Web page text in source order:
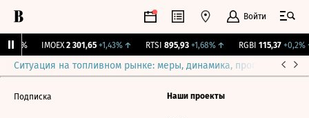
Войти
0% IMOEX 2 301,65 +1,43%↑ RTSI 895,93 +1,68%↑ RGBI 115,37 +0,2%
Ситуация на топливном рынке: меры, динамика, прогнозы
Подписка Наши проекты